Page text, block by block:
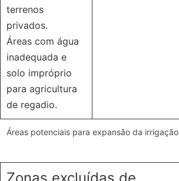
terrenos
privados.
Áreas com água
inadequada e
solo impróprio
para agricultura
de regadio.
Áreas potenciais para expansão da irrigação